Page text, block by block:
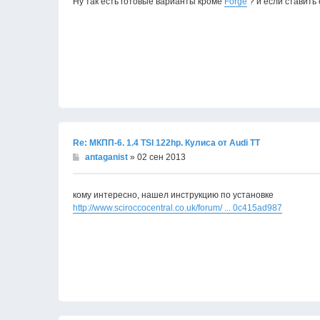
Re: МКПП-6. 1.4 TSI 122hp. Кулиса от Audi TT
antaganist » 02 сен 2013
кому интересно, нашел инструкцию по установке
http://www.sciroccocentral.co.uk/forum/ ... 0c415ad987